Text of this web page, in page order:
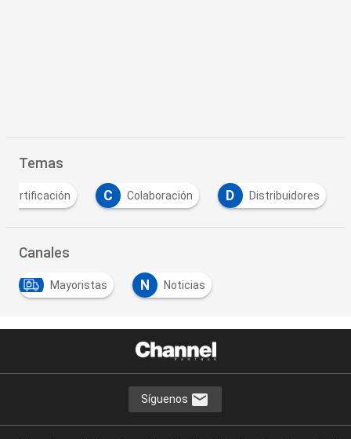
Temas
Certificación C Colaboración D Distribuidores
Canales
Mayoristas N Noticias
Síguenos